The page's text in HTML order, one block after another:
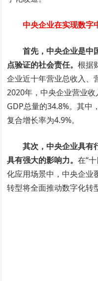
中央企业在实现数字
首先，中央企业是中
点验证的社会责任。根据
企业近十年营业总收入、
2020年，中央企业营业
GDP总量的34.8%。其中
复合增长率为4.9%。
其次，中央企业具有
具有强大的影响力。在“
化应用场景中，中央企业
转型将全面推动数字化转